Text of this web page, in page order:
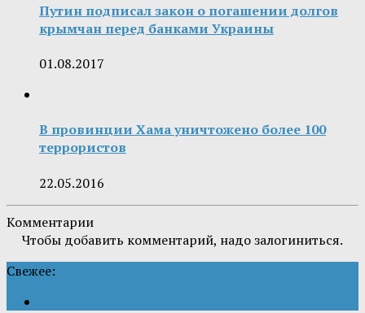
Путин подписал закон о погашении долгов
крымчан перед банками Украины
01.08.2017
В провинции Хама уничтожено более 100
террористов
22.05.2016
Комментарии
Чтобы добавить комментарий, надо залогиниться.
Свежее: